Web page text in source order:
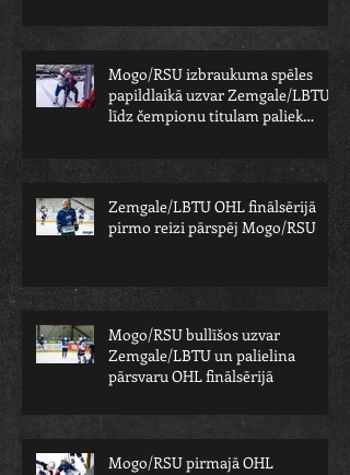
Mogo/RSU izbraukuma spēles
papildlaikā uzvar Zemgale/LBTU -
līdz čempionu titulam paliek
Zemgale/LBTU OHL finālsērijā
pirmo reizi pārspēj Mogo/RSU
Mogo/RSU bullīšos uzvar
Zemgale/LBTU un palielina
pārsvaru OHL finālsērijā
Mogo/RSU pirmajā OHL